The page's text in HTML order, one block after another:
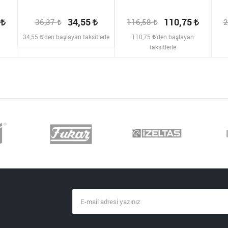
36,37 34,55
34,55 'den başlayan taksitlerle
116,58 110,75
110,75
'den başlayan
taksitlerle